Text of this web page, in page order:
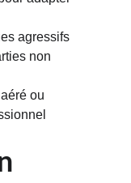
agressifs
non
ou